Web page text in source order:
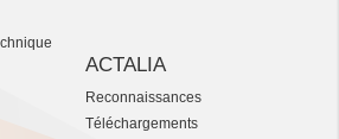
ACTALIA
Reconnaissances
Téléchargements